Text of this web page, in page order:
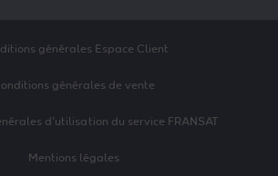
générales Espace Client
générales de vente
d’utilisation du service FRANSAT
Mentions légales